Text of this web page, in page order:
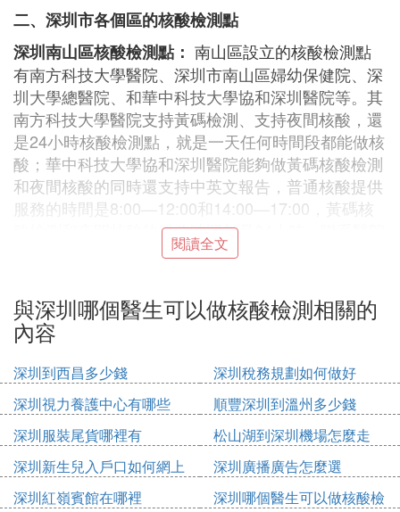
二、深圳市各個區的核酸檢測點
深圳南山區核酸檢測點： 南山區設立的核酸檢測點
有南方科技大學醫院、深圳市南山區婦幼保健院、深
圳大學總醫院、和華中科技大學協和深圳醫院等。其
南方科技大學醫院支持黃碼檢測、支持夜間核酸，還
是24小時核酸檢測點，就是一天任何時間段都能做核
酸；華中科技大學協和深圳醫院能夠做黃碼核酸檢測
和夜間核酸的同時還支持中英文報告，普通核酸提供
服務的時間是8:00—12:00和14:00—17:00，黃碼核
酸檢測和夜間核酸的服務時間都是24小時，聯系醫院
的電話為0755—26553111。
有深圳市婦幼保健院（紅荔院區）、廣州中醫葯大學
深圳醫院、深圳市福田區第二人民醫院等，這裡面的
廣州中醫葯大學深圳醫院是有普通核酸和黃碼檢測
的，普通核酸只能線上預約，黃碼檢測僅支持現場排
隊，服務時間是8:00至;12：00、14:00至17:00；婦
幼保健院的普通核酸時間是8:00到21:00。
深圳龍崗區集中的核酸檢測點：龍崗區有很多個專
門的核酸檢測點，譬如深圳市龍崗中心醫院、深圳市
龍崗區人民醫院、深圳市龍崗婦幼保健院、等，其深
閱讀全文
與深圳哪個醫生可以做核酸檢測相關的
內容
深圳到西昌多少錢
深圳稅務規劃如何做好
深圳視力養護中心有哪些
順豐深圳到溫州多少錢
深圳服裝尾貨哪裡有
松山湖到深圳機場怎麼走
深圳新生兒入戶口如何網上
申請
深圳廣播廣告怎麼選
深圳紅嶺賓館在哪裡
深圳哪個醫生可以做核酸檢